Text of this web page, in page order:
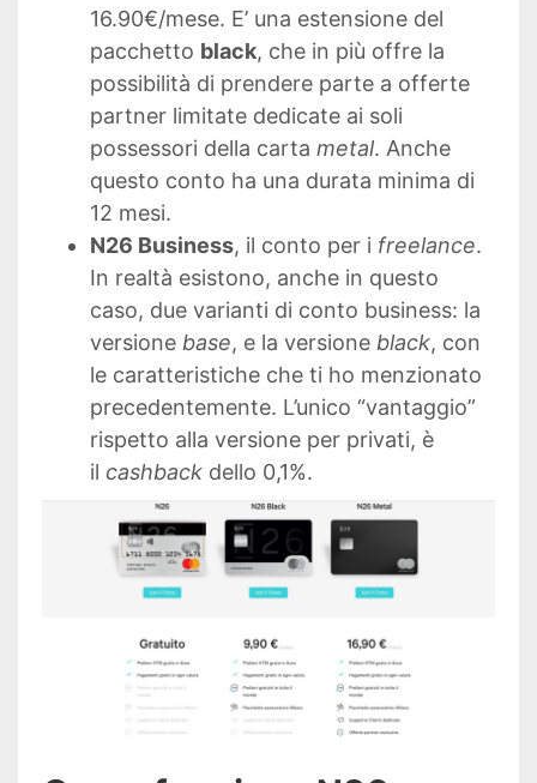
16.90€/mese. E’ una estensione del
pacchetto black, che in più offre la
possibilità di prendere parte a offerte
partner limitate dedicate ai soli
possessori della carta metal. Anche
questo conto ha una durata minima di
12 mesi.
N26 Business, il conto per i freelance.
In realtà esistono, anche in questo
caso, due varianti di conto business: la
versione base, e la versione black, con
le caratteristiche che ti ho menzionato
precedentemente. L’unico “vantaggio”
rispetto alla versione per privati, è
il cashback dello 0,1%.